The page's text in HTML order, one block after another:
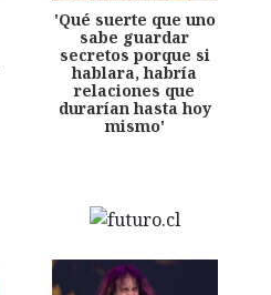
'Qué suerte que uno
sabe guardar
secretos porque si
hablara, habría
relaciones que
durarían hasta hoy
mismo'